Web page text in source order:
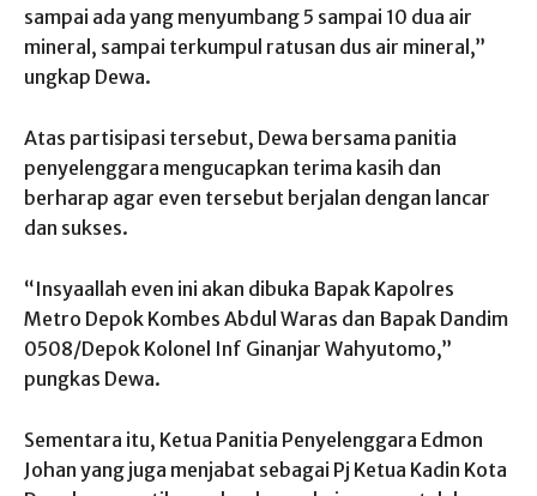
sampai ada yang menyumbang 5 sampai 10 dua air
mineral, sampai terkumpul ratusan dus air mineral,”
ungkap Dewa.
Atas partisipasi tersebut, Dewa bersama panitia
penyelenggara mengucapkan terima kasih dan
berharap agar even tersebut berjalan dengan lancar
dan sukses.
“Insyaallah even ini akan dibuka Bapak Kapolres
Metro Depok Kombes Abdul Waras dan Bapak Dandim
0508/Depok Kolonel Inf Ginanjar Wahyutomo,”
pungkas Dewa.
Sementara itu, Ketua Panitia Penyelenggara Edmon
Johan yang juga menjabat sebagai Pj Ketua Kadin Kota